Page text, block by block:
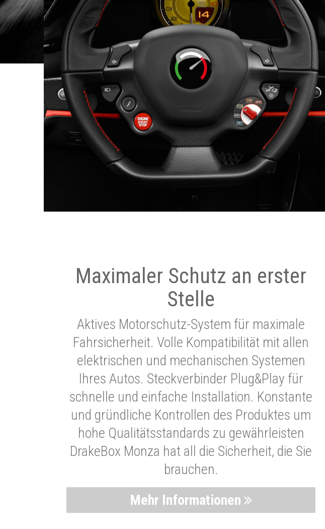
Maximaler Schutz an erster
Stelle
Aktives Motorschutz-System für maximale
Fahrsicherheit. Volle Kompatibilität mit allen
elektrischen und mechanischen Systemen
Ihres Autos. Steckverbinder Plug&Play für
schnelle und einfache Installation. Konstante
und gründliche Kontrollen des Produktes um
hohe Qualitätsstandards zu gewährleisten
DrakeBox Monza hat all die Sicherheit, die Sie
brauchen.
Mehr Informationen